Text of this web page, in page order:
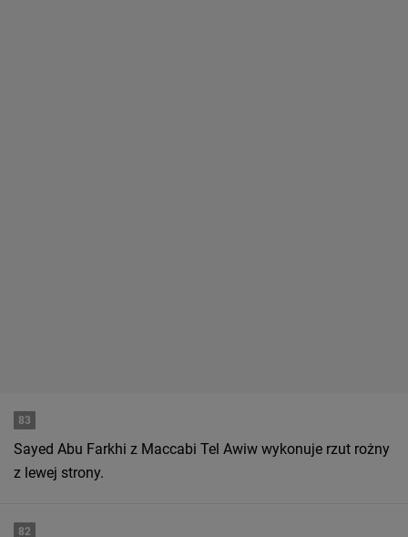
83
Sayed Abu Farkhi z Maccabi Tel Awiw wykonuje rzut rożny
z lewej strony.
82